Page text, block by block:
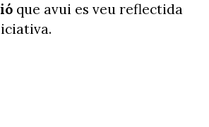
que avui es veu reflectida